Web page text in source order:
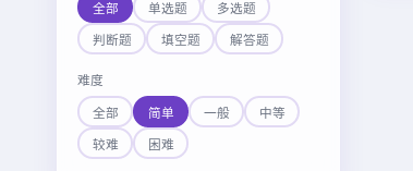
全部
单选题
多选题
判断题
填空题 解答题
难度
全部
简单 一般
中等
较难
困难